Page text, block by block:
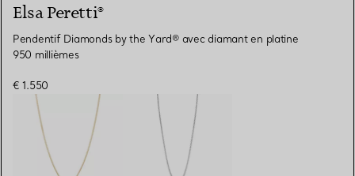
Elsa Peretti®
Pendentif Diamonds by the Yard® avec diamant en platine
950 millièmes
€ 1.550